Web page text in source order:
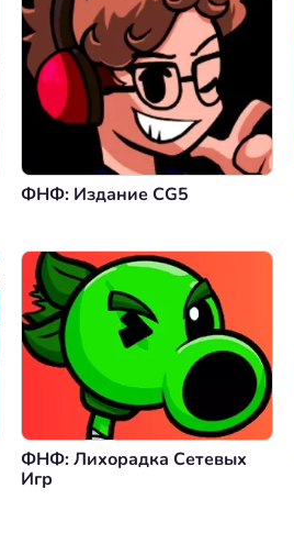
ФНФ: Издание CG5
ФНФ: Лихорадка Сетевых
Игр